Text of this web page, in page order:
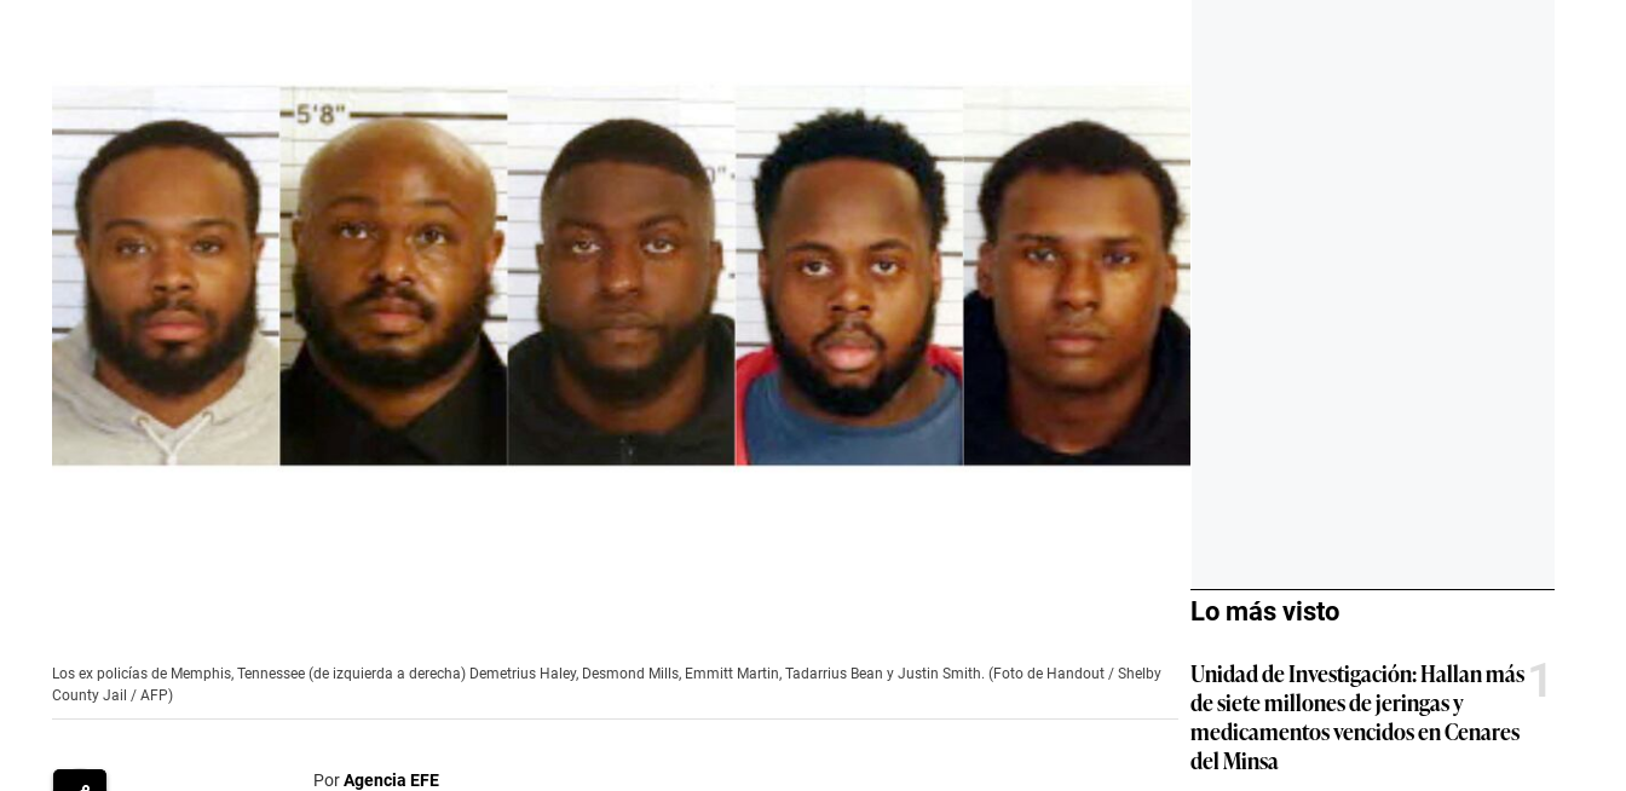
Los ex policías de Memphis, Tennessee (de izquierda a derecha) Demetrius Haley, Desmond Mills, Emmitt Martin, Tadarrius Bean y Justin Smith. (Foto de Handout / Shelby
County Jail / AFP)
PorAgencia EFE
Lo más visto
Unidad de Investigación: Hallan más
de siete millones de jeringas y
medicamentos vencidos en Cenares
del Minsa
1